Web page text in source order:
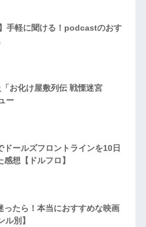
手軽に聞ける！podcastのおす
お化け屋敷列伝 戦慄迷宮
ー
ドールズフロントラインを10日
感想【ドルフロ】
ったら！本当におすすめな映画
ル別】